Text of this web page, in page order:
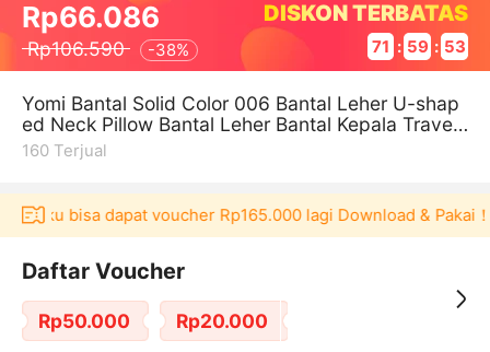
Rp66.086
Rp106.590 -38%
DISKON TERBATAS
71 : 59 : 53
Yomi Bantal Solid Color 006 Bantal Leher U-shap
ed Neck Pillow Bantal Leher Bantal Kepala Travel
Bantal Leher Travel Pill
160 Terjual
bisa dapat voucher Rp165.000 lagi Download & Pakai！
Daftar Voucher
Rp50.000 Rp20.000